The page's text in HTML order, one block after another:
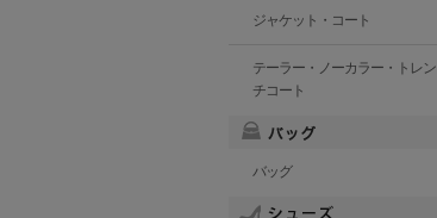
ジャケット・コート
テーラー・ノーカラー・トレン
チコート
バッグ